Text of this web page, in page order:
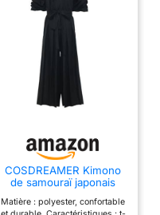
COSDREAMER Kimono
de samouraï japonais
Hakama traditionnel
Matière : polyester, confortable